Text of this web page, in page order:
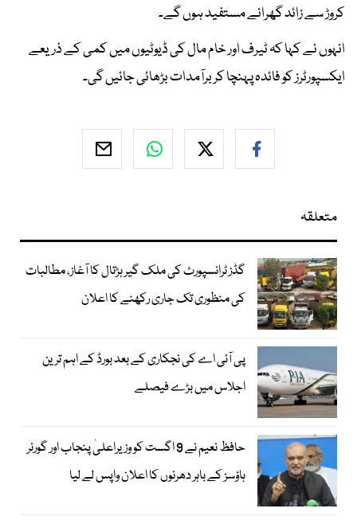
کروڑ سے زائد گھرانے مستفید ہوں گے۔
انہوں نے کہا کہ ٹیرف اور خام مال کی ڈیوٹیوں میں کمی کے ذریعے
ایکسپورٹرز کو فائدہ پہنچا کربرآمدات بڑھائی جائیں گی۔
متعلقہ
گڈز ٹرانسپورٹ کی ملک گیر ہڑتال کا آغاز، مطالبات
کی منظوری تک جاری رکھنے کا اعلان
پی آئی اے کی نجکاری کے بعد بورڈ کے اہم ترین
اجلاس میں بڑے فیصلے
حافظ نعیم نے 9 اگست کو وزیراعلیٰ پنجاب اور گورنر
ہاؤسز کے باہر دھرنوں کا اعلان واپس لے لیا